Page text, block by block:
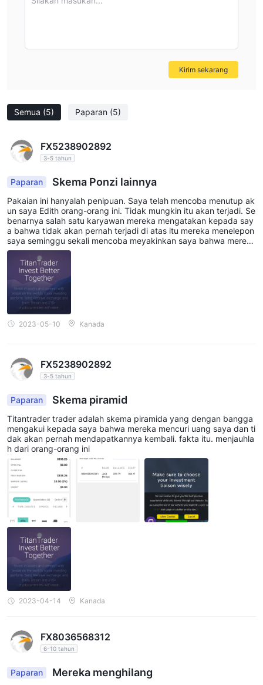
video pendidikan untuk pemula maupun trader berpengalaman
Selain itu, ada ebook biner yang informatif, glosarium, bagian
Semua (5) Paparan (5)
FX5238902892
3-5 tahun
Paparan Skema Ponzi lainnya
Pakaian ini hanyalah penipuan. Saya telah mencoba menutup ak
un saya Edith orang-orang ini. Tidak mungkin itu akan terjadi. Se
benarnya salah satu karyawan mereka mengatakan kepada say
a bahwa tidak akan pernah terjadi di atas itu mereka menelepon
saya seminggu sekali mencoba meyakinkan saya bahwa mereka
sah JANGAN menginvestasikan uang Anda dengan perusahaan i
ni karena Anda tidak akan pernah mendapatkannya kembali
2023-05-10 Kanada
FX5238902892
3-5 tahun
Paparan Skema piramid
Titantrader trader adalah skema piramida yang dengan bangga
mengakui kepada saya bahwa mereka mencuri uang saya dan ti
dak akan pernah mendapatkannya kembali. fakta itu. menjauhla
h dari orang-orang ini
2023-04-14 Kanada
FX8036568312
6-10 tahun
Paparan Mereka menghilang
Kirim sekarang